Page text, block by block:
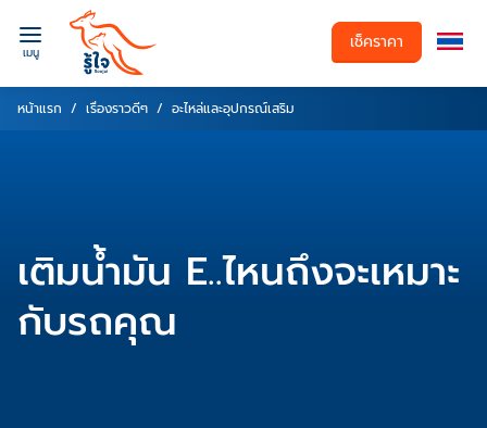
เมนู เช็คราคา
หน้าแรก เรื่องราวดีๆ อะไหล่และอุปกรณ์เสริม
เติมน้ำมัน E..ไหนถึงจะเหมาะ
กับรถคุณ